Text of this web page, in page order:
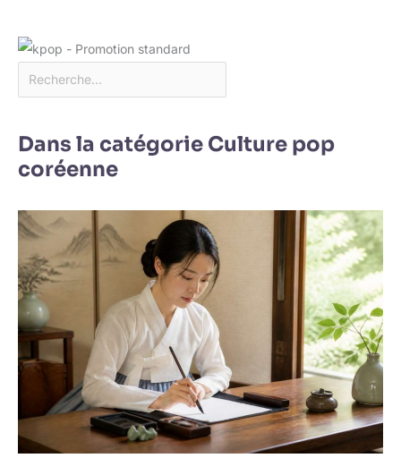
Dans la catégorie Culture pop
coréenne